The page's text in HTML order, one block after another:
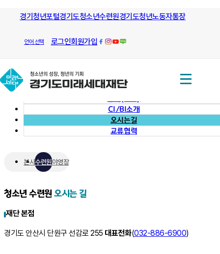
경기청년포털경기도청소년수련원경기도청년노동자통장
언어 선택 로그인회원가입
모든 방향으로 열린길과 그길을 안내하는
경기도미래세대재단재단소개
조직도
CI/BI소개
오시는길
교류협력
본사수련원야영장
청소년 수련원오시는 길
재단 본점
경기도 안산시 단원구 선감로 255 대표전화(032-886-6900)